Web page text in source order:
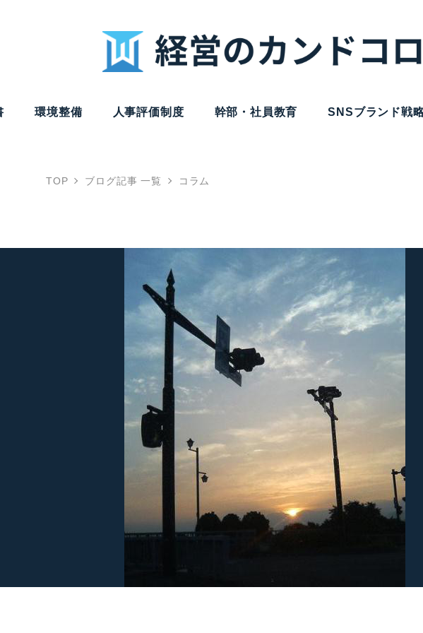
環境整備 人事評価制度 幹部・社員教育 SNSブランド戦
TOP ブログ記事 一覧 コラム